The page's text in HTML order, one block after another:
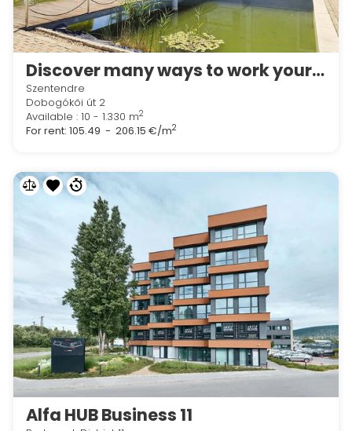
Discover many ways to work your way in Regus Dobogokoi
Szentendre
Dobogókői út 2
Available : 10 - 1.330 m2
For rent: 105.49 - 206.15 €/m2
Alfa HUB Business 11